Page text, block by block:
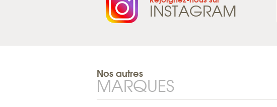
INSTAGRAM
Nos autres
MARQUES